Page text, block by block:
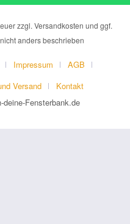
zzgl. Versandkosten und ggf.
anders beschrieben
Impressum
AGB
Versand
Kontakt
Fensterbank.de